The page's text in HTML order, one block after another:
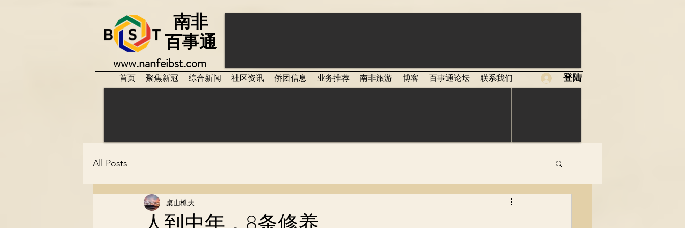
www.nanfeibst.com
百事通
南非
登陆
首页 聚焦新冠 综合新闻 社区资讯 侨团信息 业务推荐 南非旅游 博客 百事通论坛 联系我们
All Posts
桌山樵夫